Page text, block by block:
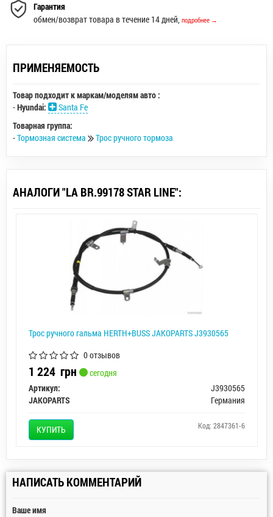
Гарантия
обмен/возврат товара в течение 14 дней, подробнее →
ПРИМЕНЯЕМОСТЬ
Товар подходит к маркам/моделям авто :
-Hyundai:
Santa Fe
Товарная группа:
-Тормозная система Трос ручного тормоза
АНАЛОГИ "LA BR.99178 STAR LINE":
Трос ручного гальма HERTH+BUSS JAKOPARTS J3930565
0 отзывов
1 224 грн
сегодня
Артикул:
J3930565
JAKOPARTS
Германия
КУПИТЬ Код: 2847361-6
НАПИСАТЬ КОММЕНТАРИЙ
Ваше имя